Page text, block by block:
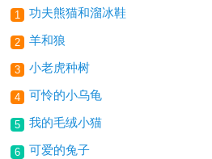
1 功夫熊猫和溜冰鞋
2 羊和狼
3 小老虎种树
4 可怜的小乌龟
5 我的毛绒小猫
6 可爱的兔子